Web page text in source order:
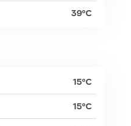
39°C
15°C
15°C